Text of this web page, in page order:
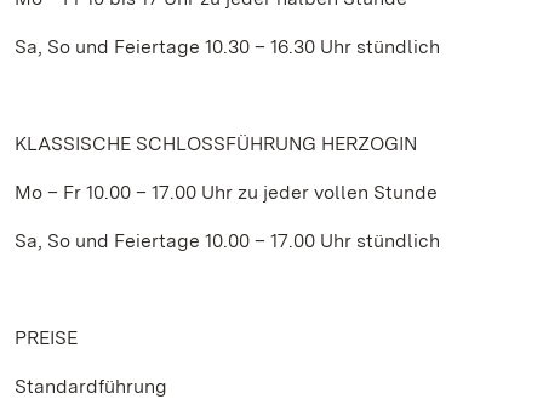
Sa, So und Feiertage 10.30 – 16.30 Uhr stündlich
KLASSISCHE SCHLOSSFÜHRUNG HERZOGIN
Mo – Fr 10.00 – 17.00 Uhr zu jeder vollen Stunde
Sa, So und Feiertage 10.00 – 17.00 Uhr stündlich
PREISE
Standardführung